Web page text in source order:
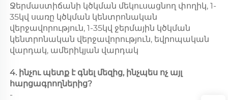
Ջերմաստիճանի կծկման մեկուսացնող փողիկ, 1-
35կվ սառը կծկման կենտրոնական
վերջավորություն, 1-35կվ ջերմային կծկման
կենտրոնական վերջավորություն, եվրոպական
վարդակ, ամերիկյան վարդակ
4. ինչու պետք է գնել մեզից, ինչպես ոչ այլ
հարցագրողներից?
-